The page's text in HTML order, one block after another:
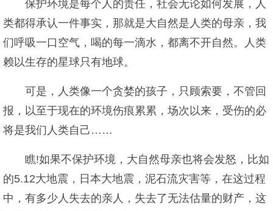
保护环境是每个人的责任，社会无论如何发展，人
类都得承认一件事实，那就是大自然是人类的母亲，我
们呼吸一口空气，喝的每一滴水，都离不开自然。人类
赖以生存的星球只有地球。
可是，人类像一个贪婪的孩子，只顾索要，不管回
报，以至于现在的环境伤痕累累，场次以来，受伤的必
将是我们人类自己……
瞧!如果不保护环境，大自然母亲也将会发怒，比如
的5.12大地震，日本大地震，泥石流灾害等，在这过程
中，有多少人失去的亲人，失去了无法估量的财产，这